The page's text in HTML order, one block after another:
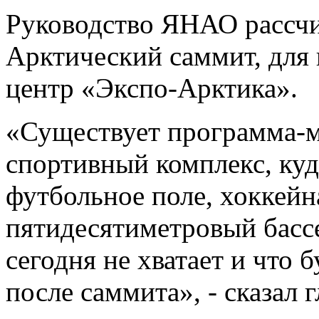
Руководство ЯНАО
Арктический саммит, для
центр «Экспо-Арктика».
«Существует программа-
спортивный комплекс,
футбольное поле,
пятидесятиметровый
сегодня не хватает и что
после саммита», - сказал